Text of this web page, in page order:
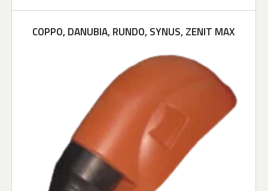
COPPO, DANUBIA, RUNDO, SYNUS, ZENIT MAX